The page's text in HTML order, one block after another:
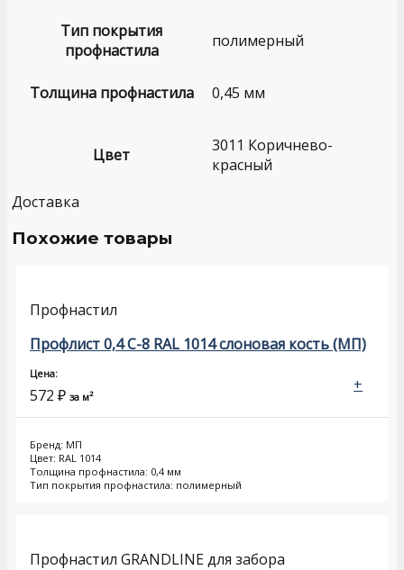
Тип покрытия
профнастила
полимерный
Толщина профнастила 0,45 мм
Цвет
3011 Коричнево-
красный
Доставка
Похожие товары
Профнастил
Профлист 0,4 С-8 RAL 1014 слоновая кость (МП)
Цена:
572 ₽ за м²
Бренд: МП
Цвет: RAL 1014
Толщина профнастила: 0,4 мм
Тип покрытия профнастила: полимерный
+
Профнастил GRANDLINE для забора